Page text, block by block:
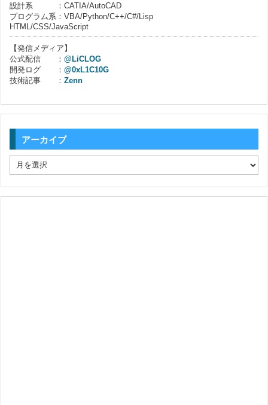
設計系 ：CATIA/AutoCAD
プログラム系：VBA/Python/C++/C#/Lisp
HTML/CSS/JavaScript
【発信メディア】
公式配信 ： @LiCLOG
開発ログ ： @0xL1C10G
技術記事 ： Zenn
アーカイブ